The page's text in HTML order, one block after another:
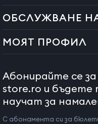
оставяйки малко
Прилепете добре
космите и да изстине.
епилиране за по-голям
Страна на произход:
ОБСЛУЖВАНЕ
МОЯТ ПРОФИЛ
Абонирайте се
store.ro и бъдете
научат за
С абонамента си за